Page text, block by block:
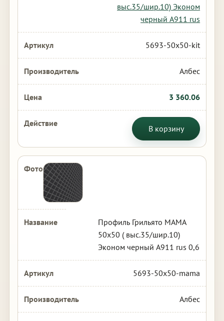
выс.35/шир.10) Эконом
черный А911 rus
5693-50x50-kit
Албес
3 360.06
В корзину
Профиль Грильято МАМА
50х50 ( выс.35/шир.10)
Эконом черный А911 rus 0,6
5693-50x50-mama
Албес